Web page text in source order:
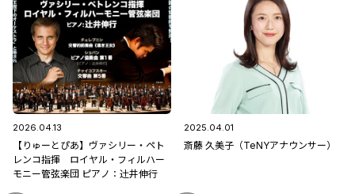
2026.04.13
【りゅーとぴあ】ヴァシリー・ペト
レンコ指揮 ロイヤル・フィルハー
モニー管弦楽団 ピアノ：辻󠄀井伸行
2025.04.01
斎藤 久美子（TeNYアナウンサー）